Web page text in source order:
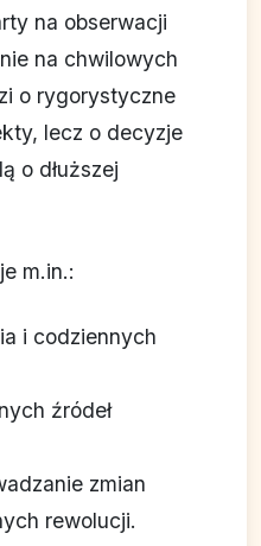
na obserwacji
na chwilowych
o rygorystyczne
lecz o decyzje
o dłuższej
m.in.:
i codziennych
źródeł
zmian
rewolucji.